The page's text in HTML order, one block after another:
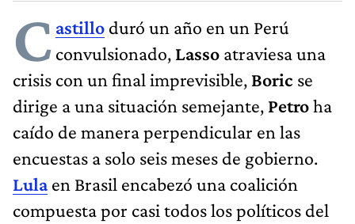
C astillo duró un año en un Perú
convulsionado, Lasso atraviesa una
crisis con un final imprevisible, Boric se
dirige a una situación semejante, Petroha
caído de manera perpendicular en las
encuestas a solo seis meses de gobierno.
Lula en Brasil encabezó una coalición
compuesta por casi todos los políticos del